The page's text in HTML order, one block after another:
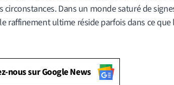
Dans un monde saturé de
raffinement ultime réside parfois dans ce que
nous sur Google News